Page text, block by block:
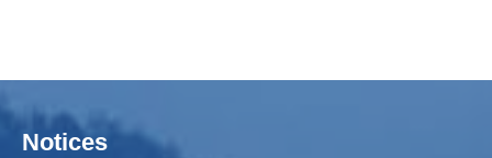
Notices